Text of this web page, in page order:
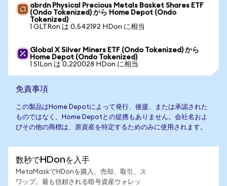
abrdn Physical Precious Metals Basket Shares ETF
(Ondo Tokenized) から Home Depot (Ondo
Tokenized)
1 GLTRon は 0.542192 HDon に相当
Global X Silver Miners ETF (Ondo Tokenized) から
Home Depot (Ondo Tokenized)
1 SILon は 0.220028 HDon に相当
免責事項
この製品はHome Depotによって発行、後援、または承認された
ものではなく、Home Depotとの提携もありません。会社名およ
びその他の商標は、原資産を特定するためのみに使用されます。
数秒でHDonを入手
MetaMaskでHDonを購入、売却、取引、ス
ワップ。最も信頼される暗号資産ウォレッ